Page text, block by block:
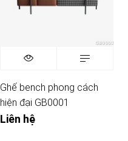
Ghế bench phong cách
hiện đại GB0001
Liên hệ